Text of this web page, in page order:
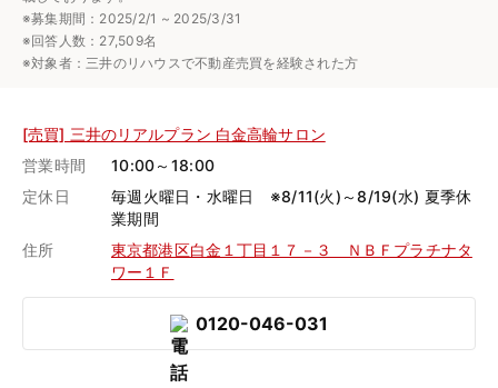
※募集期間：2025/2/1 ~ 2025/3/31
※回答人数：27,509名
※対象者：三井のリハウスで不動産売買を経験された方
[売買] 三井のリアルプラン 白金高輪サロン
営業時間
10:00～18:00
定休日
毎週火曜日・水曜日 ※8/11(火)～8/19(水) 夏季休
業期間
住所
東京都港区白金１丁目１７－３ ＮＢＦプラチナタ
ワー１Ｆ
0120-046-031